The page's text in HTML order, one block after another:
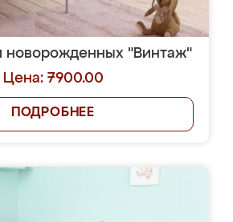
новорожденных "Винтаж"
Цена: 7900.00
ПОДРОБНЕЕ